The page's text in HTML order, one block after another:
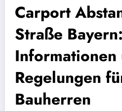
Carport
Straße
Informationen
Regelungen
Bauherren